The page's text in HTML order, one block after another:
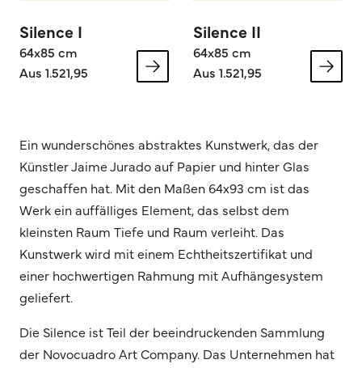
Silence I
64x85 cm
Aus 1.521,95
Silence II
64x85 cm
Aus 1.521,95
Ein wunderschönes abstraktes Kunstwerk, das der
Künstler Jaime Jurado auf Papier und hinter Glas
geschaffen hat. Mit den Maßen 64x93 cm ist das
Werk ein auffälliges Element, das selbst dem
kleinsten Raum Tiefe und Raum verleiht. Das
Kunstwerk wird mit einem Echtheitszertifikat und
einer hochwertigen Rahmung mit Aufhängesystem
geliefert.
Die Silence ist Teil der beeindruckenden Sammlung
der Novocuadro Art Company. Das Unternehmen hat